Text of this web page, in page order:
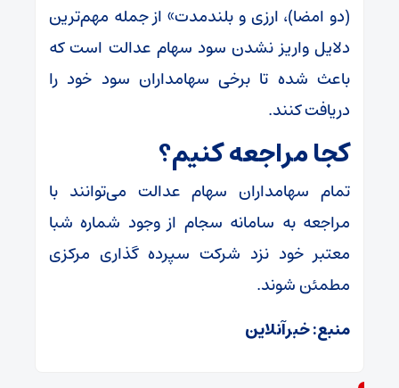
(دو امضا)، ارزی و بلندمدت» از جمله مهم‌ترین
دلایل واریز نشدن سود سهام عدالت است که
باعث شده تا برخی سهامداران سود خود را
دریافت کنند.
کجا مراجعه کنیم؟
تمام سهامداران سهام عدالت می‌توانند با
مراجعه به سامانه سجام از وجود شماره شبا
معتبر خود نزد شرکت سپرده گذاری مرکزی
مطمئن شوند.
منبع: خبرآنلاین